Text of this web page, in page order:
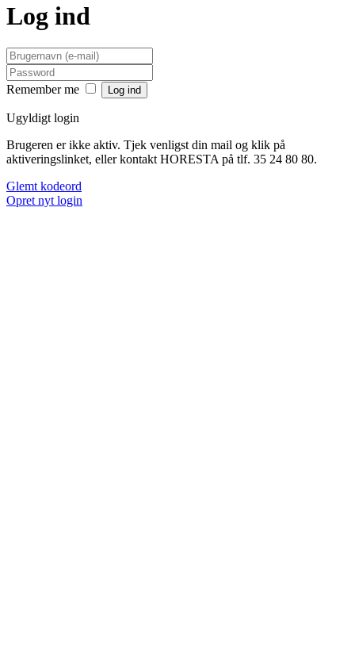
Log ind
Remember me
Ugyldigt login
Brugeren er ikke aktiv. Tjek venligst din mail og klik på
aktiveringslinket, eller kontakt HORESTA på tlf. 35 24 80 80.
Glemt kodeord
Opret nyt login